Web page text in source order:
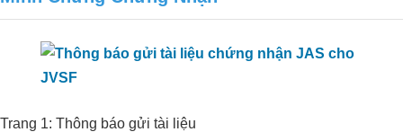
Trang 1: Thông báo gửi tài liệu